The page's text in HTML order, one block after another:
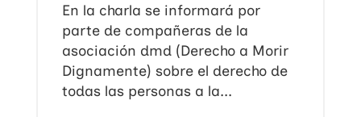
En la charla se informará por
parte de compañeras de la
asociación dmd (Derecho a Morir
Dignamente) sobre el derecho de
todas las personas a la...